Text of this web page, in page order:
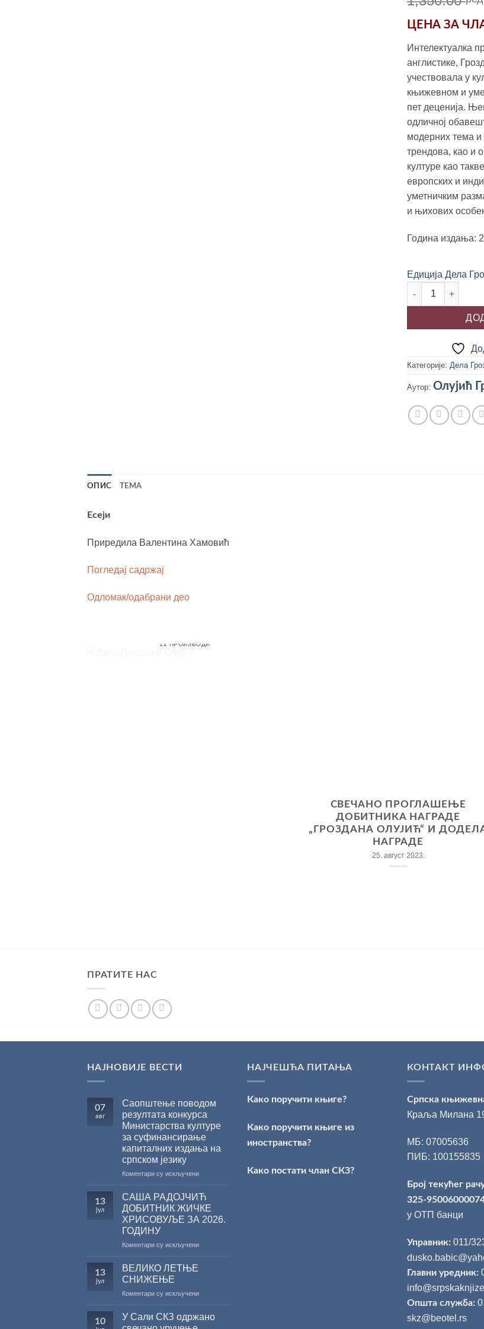
ЦЕНА ЗА
Интелектуалка
англистике,
учествовала у
књижевном и
пет деценија.
одличној
модерних тема и
трендова, као и
културе као
европских и
уметничким
и њихових
Година издања:
Едиција Дела
ТОЧАК ВРЕМЕНА,
Категорије: Дела
Аутор: Олујић
ОПИС TEМА
Есеји
Приредила Валентина Хамовић
Погледај садржај
Одломак/одабрани део
12 ПРОИЗВОДИ
СВЕЧАНО ПРОГЛАШЕЊЕ
ДОБИТНИКА НАГРАДЕ
„ГРОЗДАНА ОЛУЈИЋ“ И
НАГРАДЕ
25. август 2023.
ПРАТИТЕ НАС
НАЈНОВИЈЕ ВЕСТИ
07
авг
Саопштење поводом
резултата конкурса
Министарства културе
за суфинансирање
капиталних издања на
српском језику
Коментари су искљученина
поводом
резултата
конкурса
Министарства
за
српском
13
јул
САША РАДОЈЧИЋ
ДОБИТНИК ЖИЧКЕ
ХРИСОВУЉЕ ЗА 2026.
ГОДИНУ
Коментари су искљученина
ХРИСОВУЉЕ
2026.
13
јул
ВЕЛИКО ЛЕТЊЕ
СНИЖЕЊЕ
Коментари су искљученина
10
У Сали СКЗ одржано
НАЈЧЕШЋА ПИТАЊА
Како поручити књиге?
Како поручити књиге из
иностранства?
Како постати члан СКЗ?
КОНТАКТ
Српска
Краља Милана
МБ: 07005636
ПИБ: 100155835
Број текућег
325-
у ОТП банци
Управник: 011/
Главни уредник:
Општа служба:
skz@beotel.rs